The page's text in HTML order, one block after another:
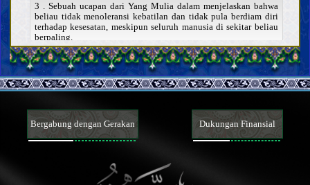
3 . Sebuah ucapan dari Yang Mulia dalam menjelaskan bahwa
beliau tidak menoleransi kebatilan dan tidak pula berdiam diri
terhadap kesesatan, meskipun seluruh manusia di sekitar beliau
berpaling.
4 . Sebuah ucapan dari Yang Mulia dalam mencela para ulama
buruk yang tidak mendukung seruan beliau menuju al-Mahdi.
dari umat Muslim, agar beliau dapat mendidik mereka dan
mempersiapkan landasan bagi kemunculan al-Mahdi.
Bergabung dengan Gerakan Dukungan Finansial